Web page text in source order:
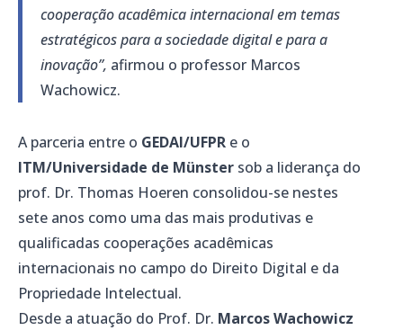
cooperação acadêmica internacional em temas
estratégicos para a sociedade digital e para a
inovação”, afirmou o professor Marcos
Wachowicz.
A parceria entre o GEDAI/UFPR e o
ITM/Universidade de Münster sob a liderança do
prof. Dr. Thomas Hoeren consolidou-se nestes
sete anos como uma das mais produtivas e
qualificadas cooperações acadêmicas
internacionais no campo do Direito Digital e da
Propriedade Intelectual.
Desde a atuação do Prof. Dr. Marcos Wachowicz